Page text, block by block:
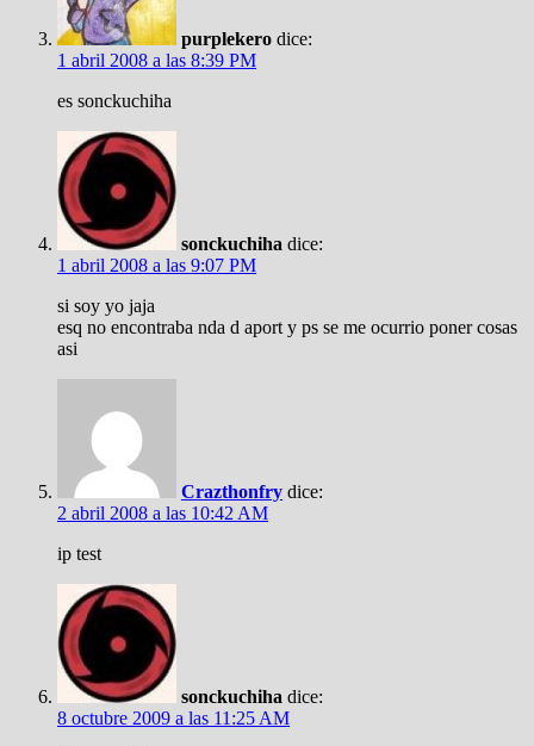
purplekero dice:
1 abril 2008 a las 8:39 PM
es sonckuchiha
sonckuchiha dice:
1 abril 2008 a las 9:07 PM
si soy yo jaja
esq no encontraba nda d aport y ps se me ocurrio poner cosas
asi
Crazthonfry dice:
2 abril 2008 a las 10:42 AM
ip test
sonckuchiha dice:
8 octubre 2009 a las 11:25 AM